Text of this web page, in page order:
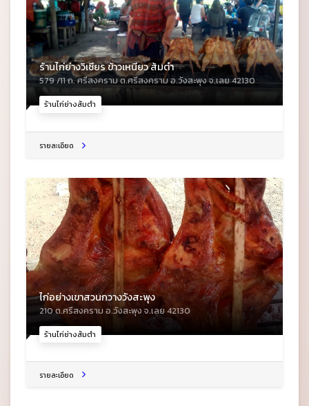
ร้านไก่ย่างส้มตำ
ร้านไก่ย่างวิเชียร ข้าวเหนียว ส้มตำ
579 /11 ถ. ศรีสงคราม ต.ศรีสงคราม อ.วังสะพุง จ.เลย 42130
รายละเอียด
ร้านไก่ย่างส้มตำ
ไก่อย่างเขาสวนกวางวังสะพุง
210 ต.ศรีสงคราม อ.วังสะพุง จ.เลย 42130
รายละเอียด